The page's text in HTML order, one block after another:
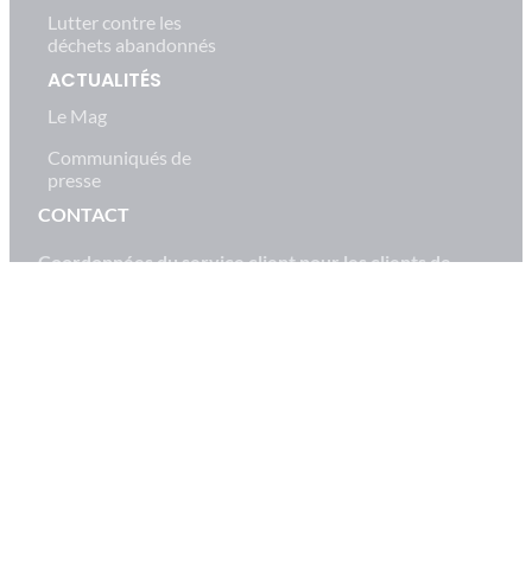
Lutter contre les
déchets abandonnés
ACTUALITÉS
Le Mag
Communiqués de
presse
CONTACT
Coordonnées du service client pour les clients de